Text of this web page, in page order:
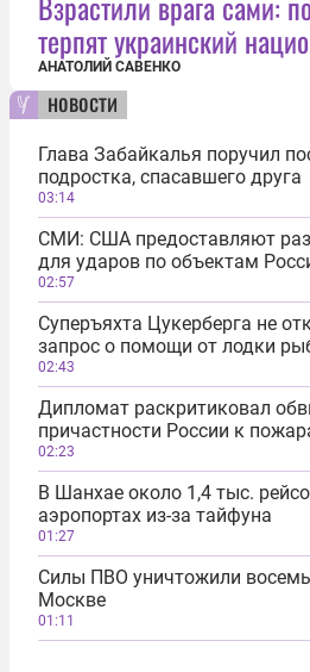
терпят украинский
АНАТОЛИЙ САВЕНКО
новости
Глава Забайкалья поручил
подростка, спасавшего друга
03:14
СМИ: США предоставляют
для ударов по объектам
02:57
Суперъяхта Цукерберга не
запрос о помощи от лодки
02:43
Дипломат раскритиковал
причастности России к
02:23
В Шанхае около 1,4 тыс.
аэропортах из-за тайфуна
01:27
Силы ПВО уничтожили
Москве
01:11